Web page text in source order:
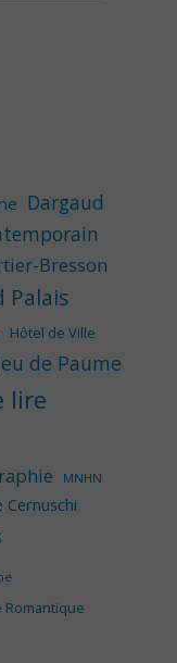
Dargaud
Bresson
Palais
Hôtel de Ville
de Paume
lire
MNHN
Cernuschi
Romantique